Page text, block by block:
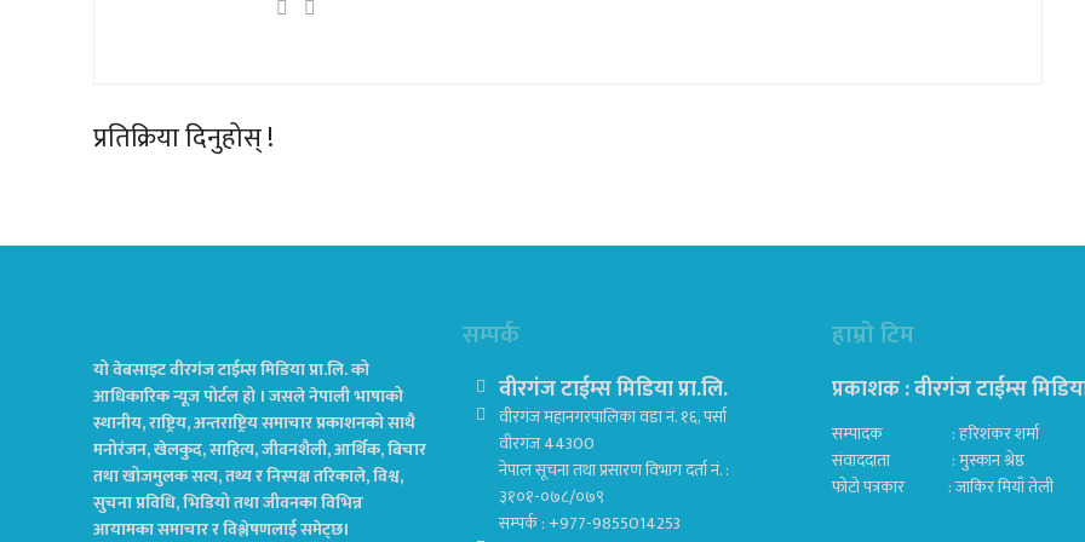
प्रतिक्रिया दिनुहोस् !
यो वेबसाइट वीरगंज टाईम्स मिडिया प्रा.लि. को
आधिकारिक न्यूज पोर्टल हो । जसले नेपाली भाषाको
स्थानीय, राष्ट्रिय, अन्तराष्ट्रिय समाचार प्रकाशनको साथै
मनोरंजन, खेलकुद, साहित्य, जीवनशैली, आर्थिक, बिचार
तथा खोजमुलक सत्य, तथ्य र निस्पक्ष तरिकाले, विश्व,
सुचना प्रविधि, भिडियो तथा जीवनका विभिन्न
आयामका समाचार र विश्लेषणलाई समेट्छ।
सम्पर्क
वीरगंज टाईम्स मिडिया प्रा.लि.
वीरगंज महानगरपालिका वडा नं. १६, पर्सा
वीरगंज 44300
नेपाल सूचना तथा प्रसारण विभाग दर्ता नं. :
३१०१-०७८/०७९
सम्पर्क : +977-9855014253
हाम्रो टिम
प्रकाशक : वीरगंज टाईम्स
सम्पादक : हरिशंकर शर्मा
संवाददाता : मुस्कान श्रेष्ठ
फोटो पत्रकार : जाकिर मियाँ तेली